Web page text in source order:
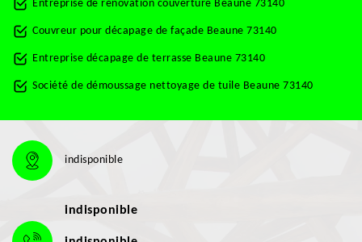
Entreprise de rénovation couverture Beaune 73140
Couvreur pour décapage de façade Beaune 73140
Entreprise décapage de terrasse Beaune 73140
Société de démoussage nettoyage de tuile Beaune 73140
indisponible
indisponible